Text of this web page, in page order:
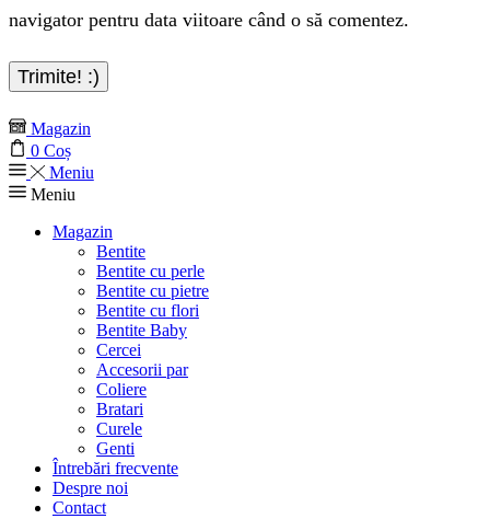
navigator pentru data viitoare când o să comentez.
Magazin
0 Coș
Meniu
Meniu
Magazin
Bentite
Bentite cu perle
Bentite cu pietre
Bentite cu flori
Bentite Baby
Cercei
Accesorii par
Coliere
Bratari
Curele
Genti
Întrebări frecvente
Despre noi
Contact